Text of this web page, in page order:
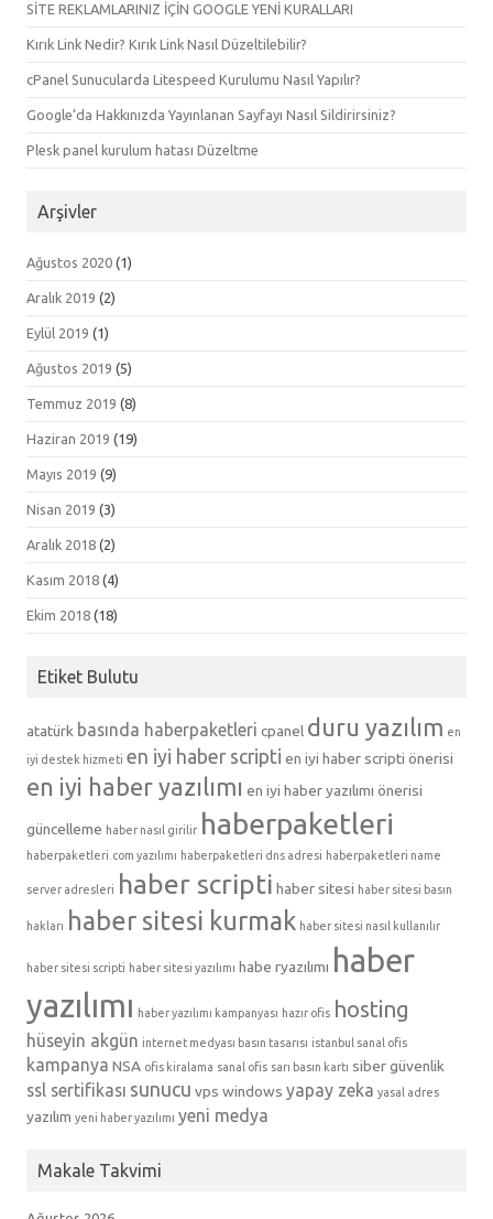
SİTE REKLAMLARINIZ İÇİN GOOGLE YENİ KURALLARI
Kırık Link Nedir? Kırık Link Nasıl Düzeltilebilir?
cPanel Sunucularda Litespeed Kurulumu Nasıl Yapılır?
Google’da Hakkınızda Yayınlanan Sayfayı Nasıl Sildirirsiniz?
Plesk panel kurulum hatası Düzeltme
Arşivler
Ağustos 2020 (1)
Aralık 2019 (2)
Eylül 2019 (1)
Ağustos 2019 (5)
Temmuz 2019 (8)
Haziran 2019 (19)
Mayıs 2019 (9)
Nisan 2019 (3)
Aralık 2018 (2)
Kasım 2018 (4)
Ekim 2018 (18)
Etiket Bulutu
atatürk basında haberpaketleri cpanel duru yazılım en
iyi destek hizmeti en iyi haber scripti en iyi haber scripti önerisi
en iyi haber yazılımı en iyi haber yazılımı önerisi
güncelleme haber nasıl girilir haberpaketleri
haberpaketleri.com yazılımı haberpaketleri dns adresi haberpaketleri name
server adresleri haber scripti haber sitesi haber sitesi basın
hakları haber sitesi kurmak haber sitesi nasıl kullanılır
haber sitesi scripti haber sitesi yazılımı habe ryazılımı haber
yazılımı haber yazılımı kampanyası hazır ofis hosting
hüseyin akgün internet medyası basın tasarısı istanbul sanal ofis
kampanya NSA ofis kiralama sanal ofis sarı basın kartı siber güvenlik
ssl sertifikası sunucu vps windows yapay zeka yasal adres
yazılım yeni haber yazılımı yeni medya
Makale Takvimi